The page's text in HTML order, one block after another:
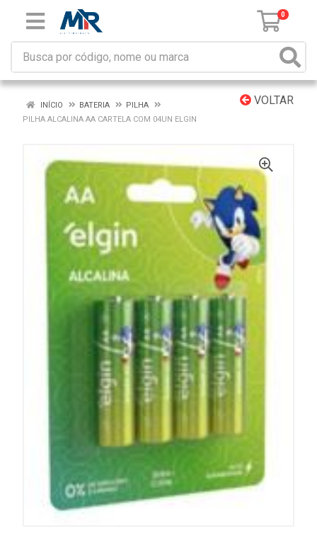
0
VOLTAR
INÍCIO BATERIA
PILHA
PILHA ALCALINA AA CARTELA COM 04UN ELGIN